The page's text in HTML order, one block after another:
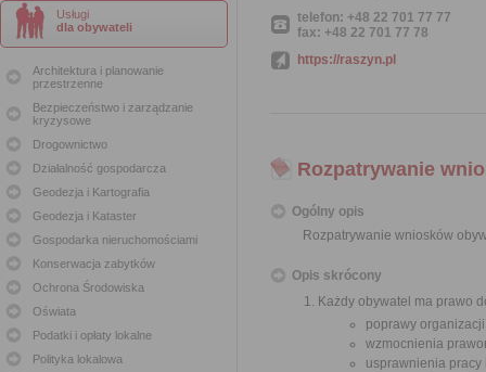
Usługi
dla obywateli
Architektura i planowanie
przestrzenne
Bezpieczeństwo i zarządzanie
kryzysowe
Drogownictwo
Działalność gospodarcza
Geodezja i Kartografia
Geodezja i Kataster
Gospodarka nieruchomościami
Konserwacja zabytków
Ochrona Środowiska
Oświata
Podatki i opłaty lokalne
Polityka lokalowa
telefon: +48 22 701 77 77
fax: +48 22 701 77 78
https://raszyn.pl
Rozpatrywanie
Ogólny opis
Rozpatrywanie wniosków
Opis skrócony
Każdy obywatel ma prawo
poprawy
wzmocnienia
usprawnienia